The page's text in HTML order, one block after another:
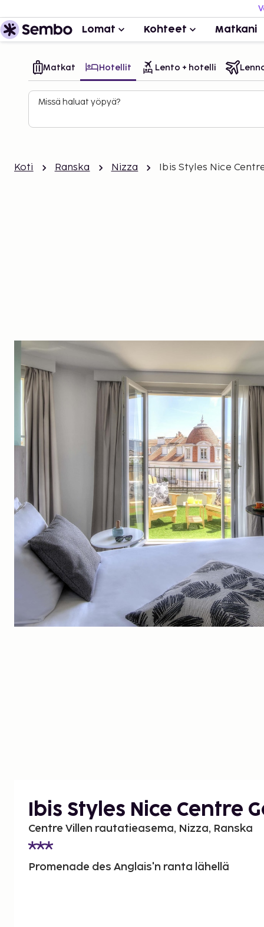
Lomat Kohteet Matkani
Matkat Hotellit Lento + hotelli
Missä haluat yöpyä?
Koti Ranska Nizza Ibis Styles Nice
Ibis Styles Nice Centre
Centre Villen rautatieasema, Nizza, Ranska
Promenade des Anglais'n ranta lähellä